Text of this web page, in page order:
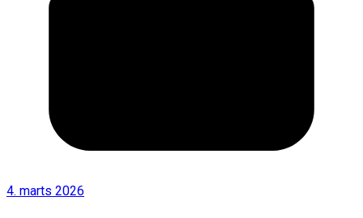
4. marts 2026